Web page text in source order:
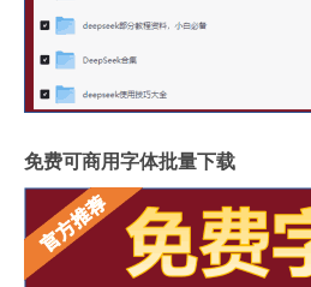
免费可商用字体批量下载